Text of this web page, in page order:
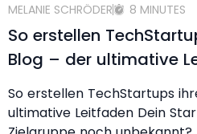
MELANIE SCHRÖDER 8 MINUTES
So erstellen
Blog – der ultimative
So erstellen TechStartups
ultimative Leitfaden Dein